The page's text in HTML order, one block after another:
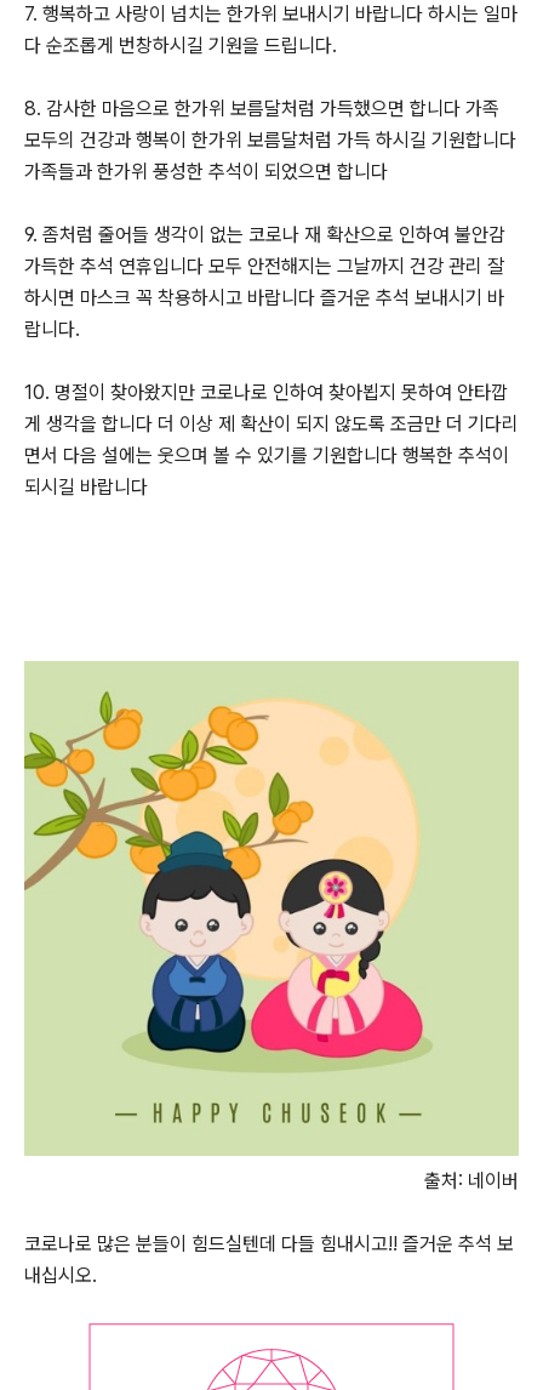
7. 행복하고 사랑이 넘치는 한가위 보내시기 바랍니다 하시는 일마
다 순조롭게 번창하시길 기원을 드립니다.
8. 감사한 마음으로 한가위 보름달처럼 가득했으면 합니다 가족
모두의 건강과 행복이 한가위 보름달처럼 가득 하시길 기원합니다
가족들과 한가위 풍성한 추석이 되었으면 합니다
9. 좀처럼 줄어들 생각이 없는 코로나 재 확산으로 인하여 불안감
가득한 추석 연휴입니다 모두 안전해지는 그날까지 건강 관리 잘
하시면 마스크 꼭 착용하시고 바랍니다 즐거운 추석 보내시기 바
랍니다.
10. 명절이 찾아왔지만 코로나로 인하여 찾아뵙지 못하여 안타깝
게 생각을 합니다 더 이상 제 확산이 되지 않도록 조금만 더 기다리
면서 다음 설에는 웃으며 볼 수 있기를 기원합니다 행복한 추석이
되시길 바랍니다
출처: 네이버
코로나로 많은 분들이 힘드실텐데 다들 힘내시고!! 즐거운 추석 보
내십시오.